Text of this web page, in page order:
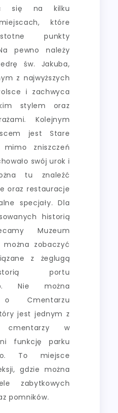
się na kilku
które
punkty
pewno należy
św. Jakuba,
z najwyższych
i zachwyca
stylem oraz
Kolejnym
jest Stare
zniszczeń
swój urok i
tu znaleźć
oraz restauracje
specjały. Dla
historią
Muzeum
można zobaczyć
z żeglugą
portu
Nie można
o Cmentarzu
jest jednym z
cmentarzy w
funkcję parku
To miejsce
gdzie można
zabytkowych
pomników.